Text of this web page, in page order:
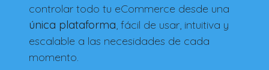
controlar todo tu eCommerce desde una
única plataforma, fácil de usar, intuitiva y
escalable a las necesidades de cada
momento.